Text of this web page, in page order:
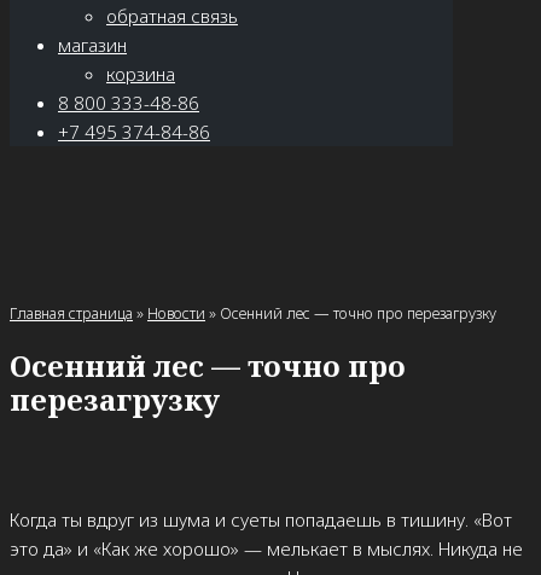
обратная связь
магазин
корзина
8 800 333-48-86
+7 495 374-84-86
Главная страница » Новости » Осенний лес — точно про перезагрузку
Осенний лес — точно про
перезагрузку
Когда ты вдруг из шума и суеты попадаешь в тишину. «Вот
это да» и «Как же хорошо» — мелькает в мыслях. Никуда не